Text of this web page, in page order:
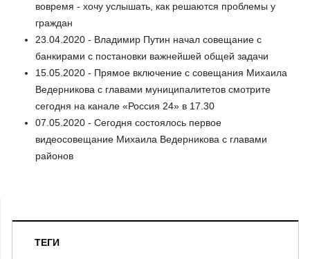
вовремя - хочу услышать, как решаются проблемы у
граждан
23.04.2020 - Владимир Путин начал совещание с
банкирами с постановки важнейшей общей задачи
15.05.2020 - Прямое включение с совещания Михаила
Ведерникова с главами муниципалитетов смотрите
сегодня на канале «Россия 24» в 17.30
07.05.2020 - Сегодня состоялось первое
видеосовещание Михаила Ведерникова с главами
районов
ТЕГИ